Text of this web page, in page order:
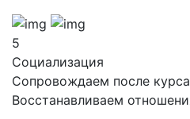
5
Социализация
Сопровождаем после
Восстанавливаем